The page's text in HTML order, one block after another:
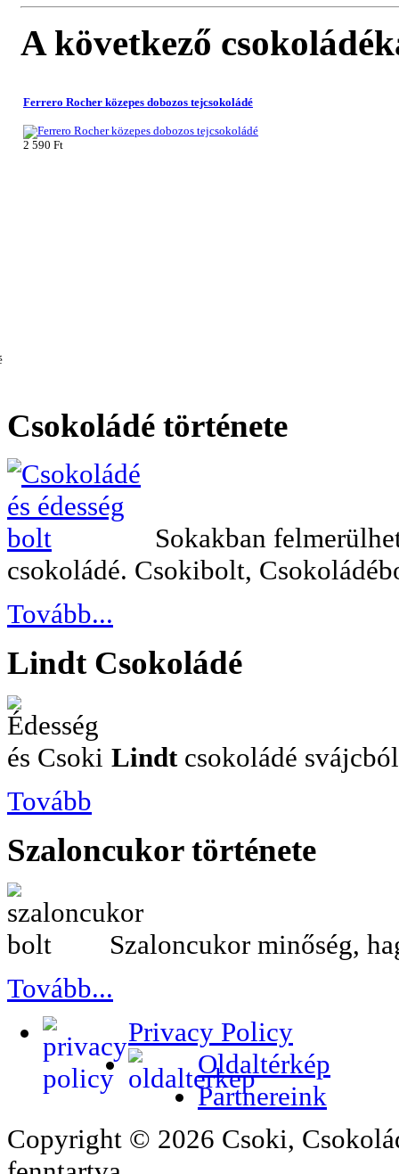
A következő
Ferrero Rocher közepes dobozos tejcsokoládé
2 590 Ft
Csokoládé története
Sokakban
csokoládé. Csokibolt,
Tovább...
LindtCsokoládé
Lindt csokoládé
Tovább
Szaloncukortörténete
Szaloncukor minőség,
Tovább...
Privacy Policy
Oldaltérkép
Partnereink
Copyright © 2026 Csoki,